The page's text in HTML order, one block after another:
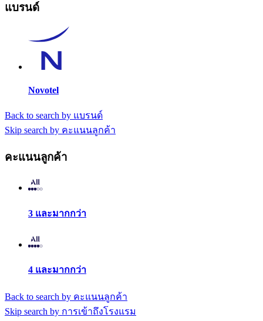
แบรนด์
Novotel
Back to search by แบรนด์
Skip search by คะแนนลูกค้า
คะแนนลูกค้า
3 และมากกว่า
4 และมากกว่า
Back to search by คะแนนลูกค้า
Skip search by การเข้าถึงโรงแรม